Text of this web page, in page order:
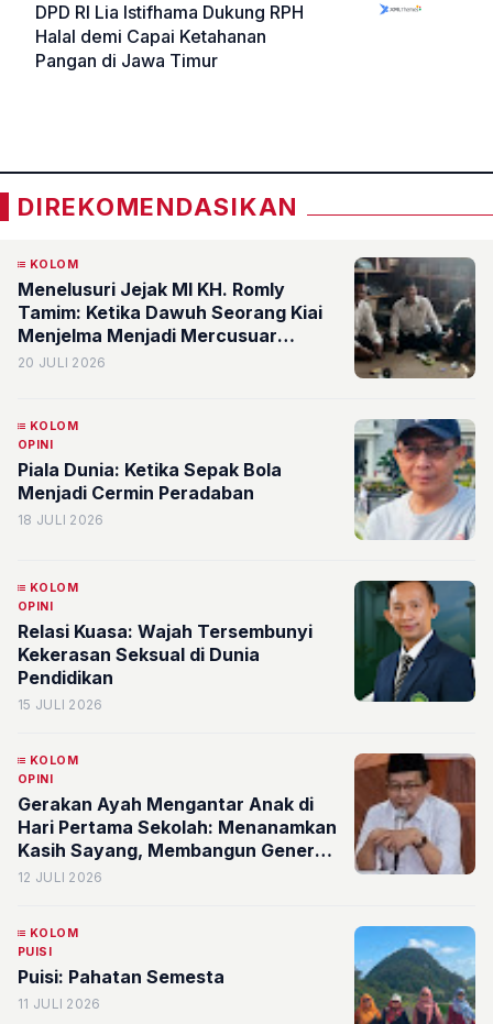
DPD RI Lia Istifhama Dukung RPH
Halal demi Capai Ketahanan
Pangan di Jawa Timur
DIREKOMENDASIKAN
KOLOM
Menelusuri Jejak MI KH. Romly
Tamim: Ketika Dawuh Seorang Kiai
Menjelma Menjadi Mercusuar
Pendidikan Nahdliyin
20 JULI 2026
KOLOM
OPINI
Piala Dunia: Ketika Sepak Bola
Menjadi Cermin Peradaban
18 JULI 2026
KOLOM
OPINI
Relasi Kuasa: Wajah Tersembunyi
Kekerasan Seksual di Dunia
Pendidikan
15 JULI 2026
KOLOM
OPINI
Gerakan Ayah Mengantar Anak di
Hari Pertama Sekolah: Menanamkan
Kasih Sayang, Membangun Generasi
Tangguh
12 JULI 2026
KOLOM
PUISI
Puisi: Pahatan Semesta
11 JULI 2026